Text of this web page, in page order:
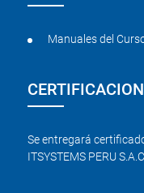
Manuales del
CERTIFICACION
Se entregará
ITSYSTEMS PERU S.A.C.